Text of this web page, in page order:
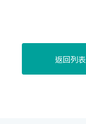
返回列表